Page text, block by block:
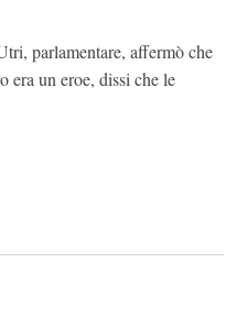
parlamentare, affermò che
era un eroe, dissi che le